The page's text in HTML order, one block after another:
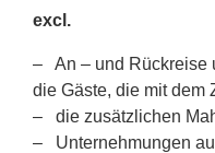
excl.
– An – und Rückreise
die Gäste, die mit dem
– die zusätzlichen
– Unternehmungen